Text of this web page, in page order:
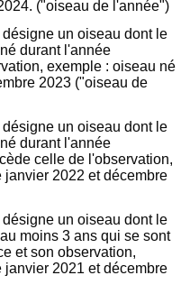
("oiseau de l'année")
désigne un oiseau dont le
durant l'année
exemple : oiseau né
2023 ("oiseau de
désigne un oiseau dont le
durant l'année
celle de l'observation,
2022 et décembre
désigne un oiseau dont le
moins 3 ans qui se sont
et son observation,
2021 et décembre